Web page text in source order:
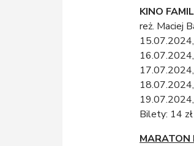
KINO
reż. Maciej
Bilety: 14 zł
MARATON